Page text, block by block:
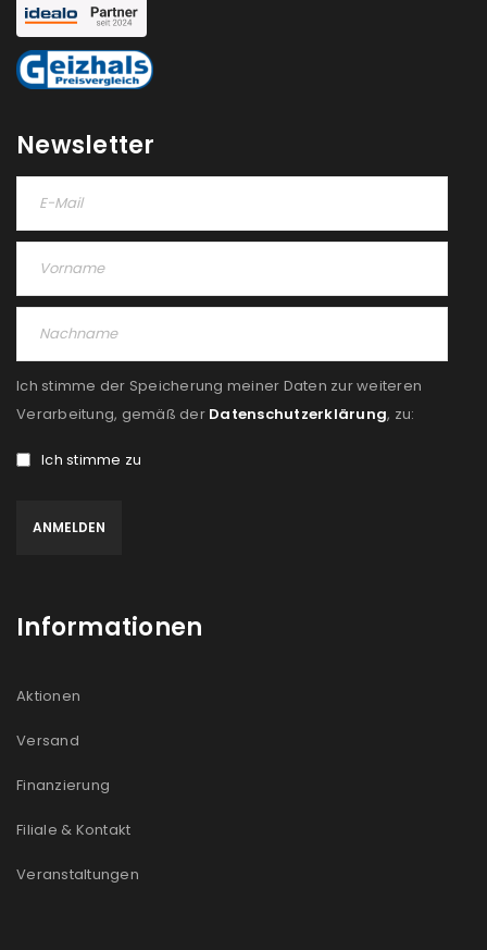
Newsletter
Ich stimme der Speicherung meiner Daten zur weiteren
Verarbeitung, gemäß der Datenschutzerklärung, zu:
Ich stimme zu
Informationen
Aktionen
Versand
Finanzierung
Filiale & Kontakt
Veranstaltungen